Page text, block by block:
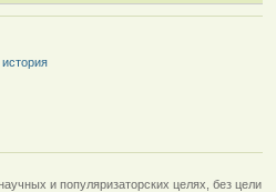
история
и популяризаторских целях, без цели